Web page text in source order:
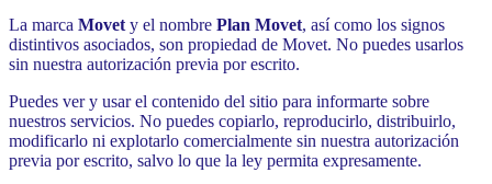
La marca Movety el nombre Plan Movet, así como los signos
distintivos asociados, son propiedad de Movet. No puedes usarlos
sin nuestra autorización previa por escrito.
Puedes ver y usar el contenido del sitio para informarte sobre
nuestros servicios. No puedes copiarlo, reproducirlo, distribuirlo,
modificarlo ni explotarlo comercialmente sin nuestra autorización
previa por escrito, salvo lo que la ley permita expresamente.